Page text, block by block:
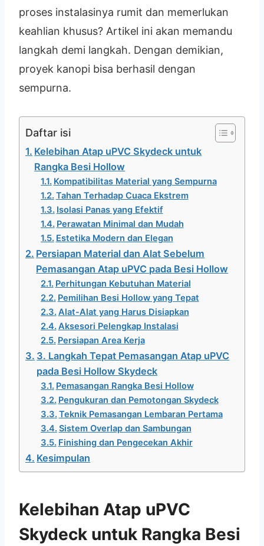
proses instalasinya rumit dan memerlukan
keahlian khusus? Artikel ini akan memandu
langkah demi langkah. Dengan demikian,
proyek kanopi bisa berhasil dengan
sempurna.
Daftar isi
Kelebihan Atap uPVC Skydeck untuk
Rangka Besi Hollow
Kompatibilitas Material yang Sempurna
Tahan Terhadap Cuaca Ekstrem
Isolasi Panas yang Efektif
Perawatan Minimal dan Mudah
Estetika Modern dan Elegan
Persiapan Material dan Alat Sebelum
Pemasangan Atap uPVC pada Besi Hollow
Perhitungan Kebutuhan Material
Pemilihan Besi Hollow yang Tepat
Alat-Alat yang Harus Disiapkan
Aksesori Pelengkap Instalasi
Persiapan Area Kerja
3. Langkah Tepat Pemasangan Atap uPVC
pada Besi Hollow Skydeck
Pemasangan Rangka Besi Hollow
Pengukuran dan Pemotongan Skydeck
Teknik Pemasangan Lembaran Pertama
Sistem Overlap dan Sambungan
Finishing dan Pengecekan Akhir
Kesimpulan
Kelebihan Atap uPVC
Skydeck untuk Rangka Besi